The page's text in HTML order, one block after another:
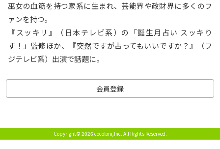
巫女の血筋を持つ家系に生まれ、芸能界や政財界に多くのフ
ァンを持つ。
『スッキリ』（日本テレビ系）の「誕生月占い スッキり
す！」監修ほか、『突然ですが占ってもいいですか？』（フ
ジテレビ系）出演で話題に。
会員登録
Copyright© 2026 cocoloni,Inc. All Rights Reserved.